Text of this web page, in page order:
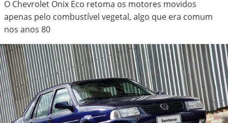
O Chevrolet Onix Eco retoma os motores movidos
apenas pelo combustível vegetal, algo que era comum
nos anos 80